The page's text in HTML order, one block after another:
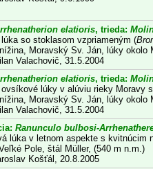
elatioris, trieda:
lúka so stoklasom vzpriameným (
Moravský Sv. Ján, lúky okolo
Valachovič, 31.5.2004
elatioris, trieda:
ovsíkové lúky v alúviu rieky Moravy
Moravský Sv. Ján, lúky okolo
Valachovič, 31.5.2004
Ranunculo bulbosi-
lúka v letnom aspekte s kvitnúcim
Pole, štál Müller, (540 m n.m.)
Košťál, 20.8.2005